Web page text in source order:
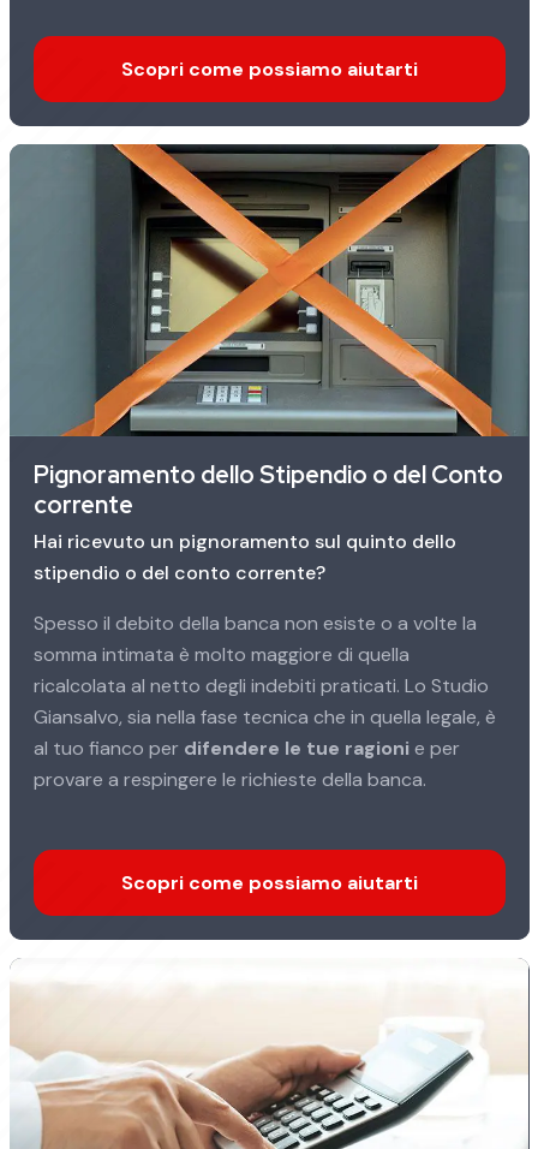
Scopri come possiamo aiutarti
Pignoramento dello Stipendio o del Conto
corrente
Hai ricevuto un pignoramento sul quinto dello
stipendio o del conto corrente?
Spesso il debito della banca non esiste o a volte la
somma intimata è molto maggiore di quella
ricalcolata al netto degli indebiti praticati. Lo Studio
Giansalvo, sia nella fase tecnica che in quella legale, è
al tuo fianco per difendere le tue ragioni e per
provare a respingere le richieste della banca.
Scopri come possiamo aiutarti